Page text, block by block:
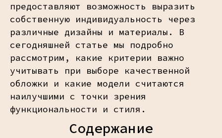
предоставляют возможность выразить
собственную индивидуальность через
различные дизайны и материалы. В
сегодняшней статье мы подробно
рассмотрим, какие критерии важно
учитывать при выборе качественной
обложки и какие модели считаются
наилучшими с точки зрения
функциональности и стиля.
Содержание